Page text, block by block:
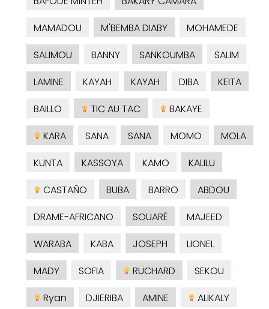
MAMADOU
M'BEMBA DIABY
MOHAMEDE
SALIMOU
BANNY SANKOUMBA
SALIM
LAMINE
KAYAH KAYAH DIBA
KEITA
BAILLO
TIC AU TAC
BAKAYE
KARA
SANA SANA MOMO
MOLA
KUNTA
KASSOYA KAMO
KALILU
CASTAÑO
BUBA BARRO
ABDOU
DRAME-AFRICANO
SOUARÉ
MAJEED
WARABA
KABA JOSEPH
LIONEL
MADY
SOFIA RUCHARD
SEKOU
Ryan
DJIERIBA AMINE
ALIKALY